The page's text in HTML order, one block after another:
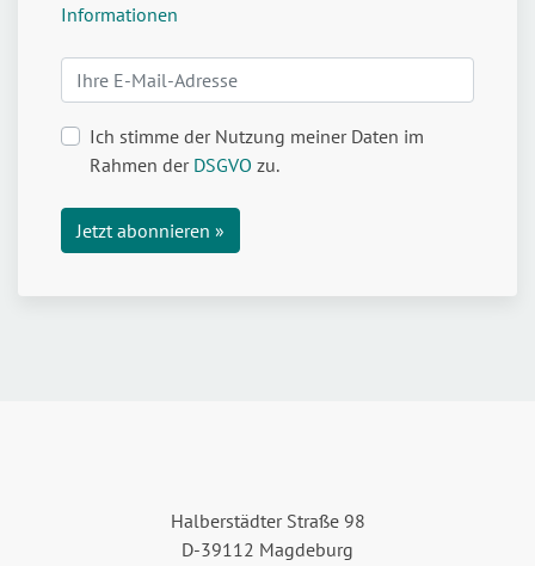
Informationen
Ich stimme der Nutzung meiner Daten im
Rahmen der DSGVO zu.
Halberstädter Straße 98
D-39112 Magdeburg